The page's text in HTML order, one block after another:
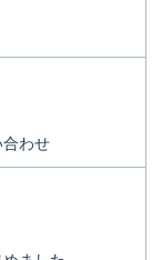
わせ